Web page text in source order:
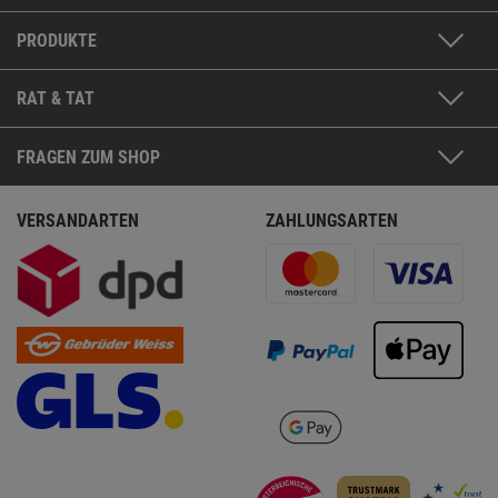
PRODUKTE
RAT & TAT
FRAGEN ZUM SHOP
VERSANDARTEN ZAHLUNGSARTEN